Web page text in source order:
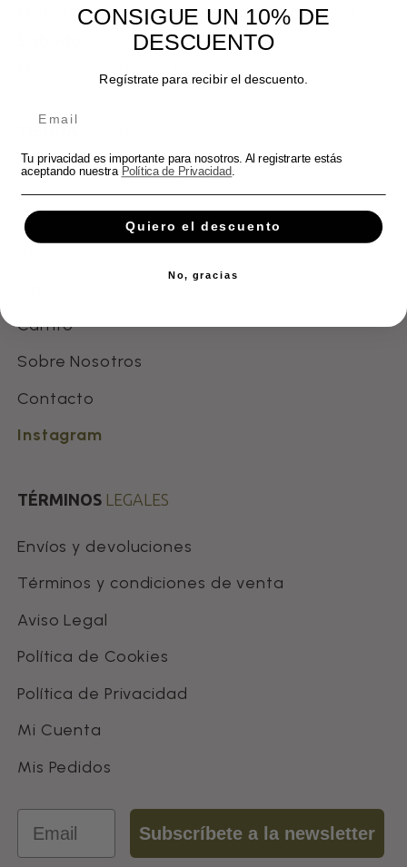
Mañanas: 10:00–13:30 · Tardes: 14:30–18:00
Mañanas: 10:00–13:30
Ropa
Calzado
Carrito
Sobre Nosotros
Contacto
Instagram
TÉRMINOS LEGALES
Envíos y devoluciones
Términos y condiciones de venta
Aviso Legal
Política de Cookies
Política de Privacidad
Mi Cuenta
Mis Pedidos
Subscríbete a la newsletter
CONSIGUE UN 10% DE
DESCUENTO
Regístrate para recibir el descuento.
Tu privacidad es importante para nosotros. Al registrarte estás
aceptando nuestra Política de Privacidad
Quiero el descuento
No, gracias